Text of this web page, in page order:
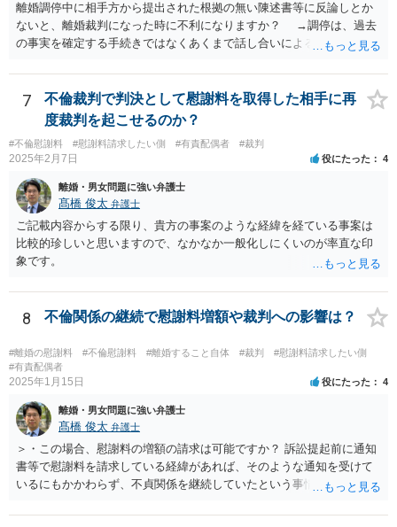
離婚調停中に相手方から提出された根拠の無い陳述書等に反論しとか
ないと、離婚裁判になった時に不利になりますか？ →調停は、過去
の事実を確定する手続きではなくあくまで話し合いによる合意を目指
りません（口頭での説明でも十分だと思います）。但し、調停委員が
反論の陳述書を提出するように求めているときは別です。 また、反
論しないからと言って直ちに離婚訴訟で不利になることはないと思い
ます（離婚訴訟では反論が必要になってくると思いますが、調停段階
からこちらの言い分や手の内を知らせることに余り意味はないように
思います。）。
7
不倫裁判で判決として慰謝料を取得した相手に再
度裁判を起こせるのか？
#不倫慰謝料 #慰謝料請求したい側 #有責配偶者 #裁判
2025年2月7日 役にたった 4
離婚・男女問題に強い弁護士
髙橋 俊太 弁護士
ご記載内容からする限り、貴方の事案のような経緯を経ている事案は
比較的珍しいと思いますので、なかなか一般化しにくいのが率直な印
象です。
8 不倫関係の継続で慰謝料増額や裁判への影響は？
#離婚の慰謝料 #不倫慰謝料 #離婚すること自体 #裁判
#慰謝料請求したい側
#有責配偶者
2025年1月15日 役にたった 4
離婚・男女問題に強い弁護士
髙橋 俊太 弁護士
＞・この場合、慰謝料の増額の請求は可能ですか？ 訴訟提起前に通知
書等で慰謝料を請求している経緯があれば、そのような通知を受けて
いるにもかかわらず、不貞関係を継続していたという事情は悪質性を
ている裁判例もありますので、担当弁護士に確認してみるとよいでし